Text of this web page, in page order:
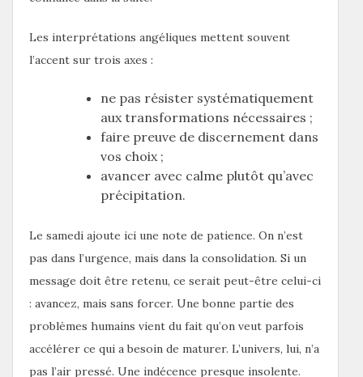
Les interprétations angéliques mettent souvent
l’accent sur trois axes :
ne pas résister systématiquement
aux transformations nécessaires ;
faire preuve de discernement dans
vos choix ;
avancer avec calme plutôt qu’avec
précipitation.
Le samedi ajoute ici une note de patience. On n’est
pas dans l’urgence, mais dans la consolidation. Si un
message doit être retenu, ce serait peut-être celui-ci
: avancez, mais sans forcer. Une bonne partie des
problèmes humains vient du fait qu’on veut parfois
accélérer ce qui a besoin de maturer. L’univers, lui, n’a
pas l’air pressé. Une indécence presque insolente.